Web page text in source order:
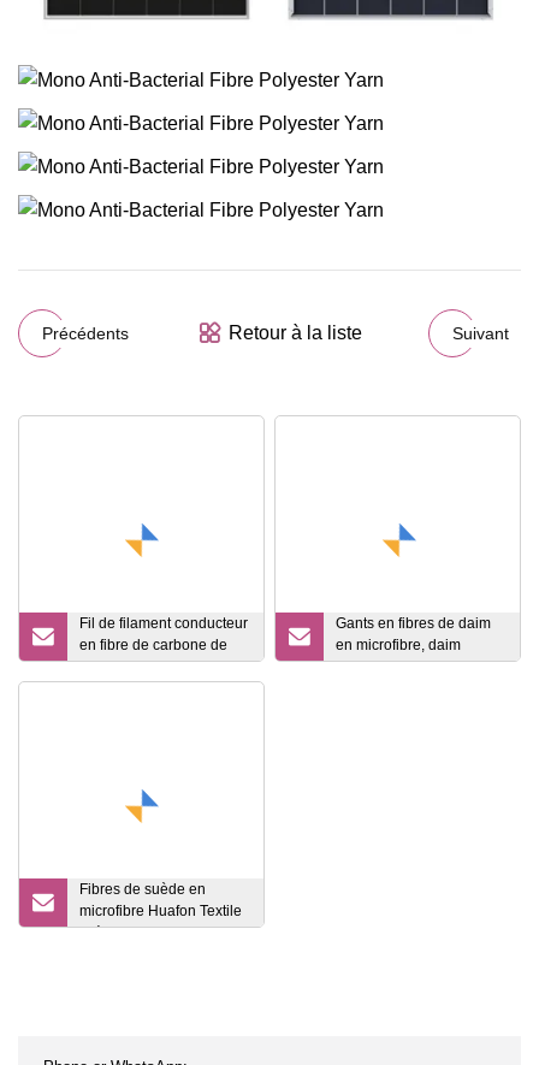
Précédents Retour à la liste Suivant
Fil de filament conducteur
en fibre de carbone de
vente chaude pour anti
Gants en fibres de daim
en microfibre, daim
conducteur pour gants, E
Fibres de suède en
microfibre Huafon Textile
suède conducteur pour